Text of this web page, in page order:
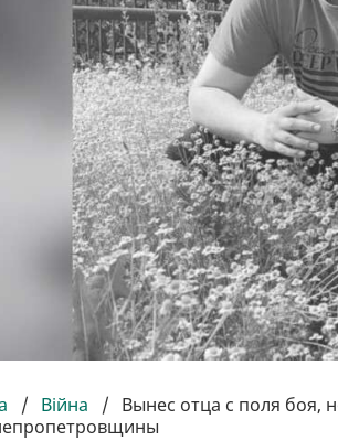
/ Війна / Вынес отца с поля боя,